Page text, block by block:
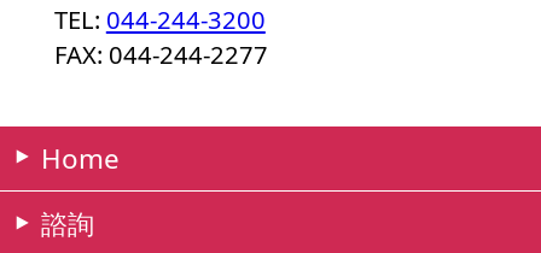
TEL: 044-244-3200
FAX: 044-244-2277
Home
諮詢